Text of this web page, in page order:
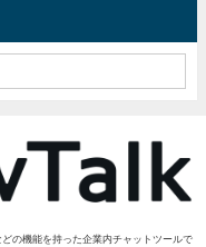
の機能を持った企業内チャットツールで